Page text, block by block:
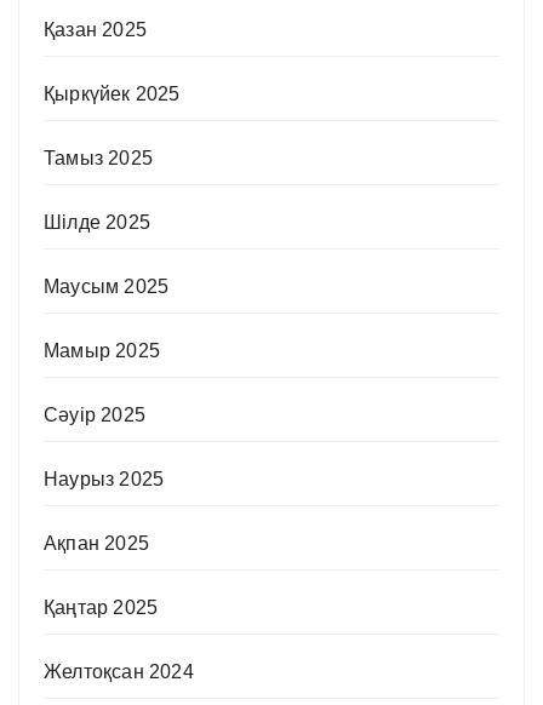
Қазан 2025
Қыркүйек 2025
Тамыз 2025
Шілде 2025
Маусым 2025
Мамыр 2025
Сәуір 2025
Наурыз 2025
Ақпан 2025
Қаңтар 2025
Желтоқсан 2024